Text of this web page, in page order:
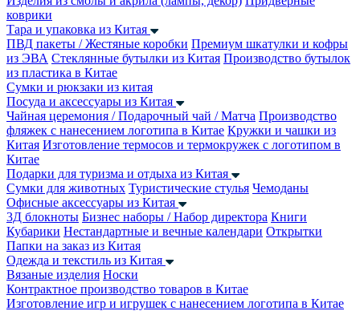
коврики
Тара и упаковка из Китая
ПВД пакеты / Жестяные коробки Премиум шкатулки и кофры
из ЭВА Стеклянные бутылки из Китая Производство бутылок
из пластика в Китае
Сумки и рюкзаки из китая
Посуда и аксессуары из Китая
Чайная церемония / Подарочный чай / Матча Производство
фляжек с нанесением логотипа в Китае Кружки и чашки из
Китая Изготовление термосов и термокружек с логотипом в
Китае
Подарки для туризма и отдыха из Китая
Сумки для животных Туристические стулья Чемоданы
Офисные аксессуары из Китая
3Д блокноты Бизнес наборы / Набор директора Книги
Кубарики Нестандартные и вечные календари Открытки
Папки на заказ из Китая
Одежда и текстиль из Китая
Вязаные изделия Носки
Контрактное производство товаров в Китае
Изготовление игр и игрушек с нанесением логотипа в Китае